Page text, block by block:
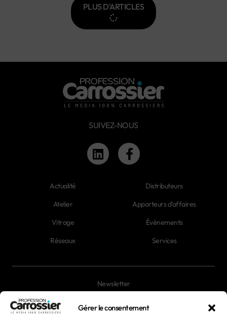
Gérer le consentement
PLUS D'ARTICLES
SUIVEZ-NOUS
Actualité
Atelier
Vitrage
Réseaux
Distributeurs
Apporteurs d'affaires
Évènements
Services
Newsletter